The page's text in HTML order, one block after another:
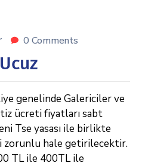
0 Comments
genelinde Galericiler ve
ücreti fiyatları sabt
Tse yasası ile birlikte
zorunlu hale getirilecektir.
TL ile 400TL ile